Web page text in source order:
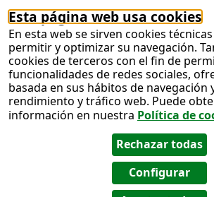
Esta página web usa cookies
En esta web se sirven cookies
permitir y optimizar su navegación.
cookies de terceros con el fin de
funcionalidades de redes sociales,
basada en sus hábitos de navegación
rendimiento y tráfico web. Puede
información en nuestra Política de